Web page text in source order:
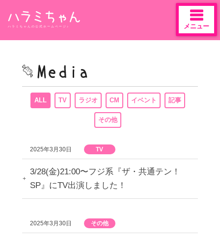
content
ハラミちゃんの公式ホームページ♪ メニュー
ALL TV ラジオ CM イベント 記事
その他
2025年3月30日 TV
3/28(金)21:00〜フジ系『ザ・共通テン！
SP』にTV出演しました！
2025年3月30日 その他